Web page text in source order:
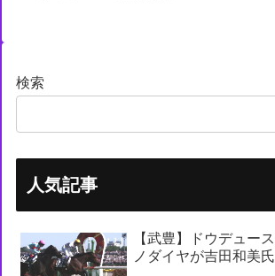
検索
人気記事
【武豊】ドウデュー
ノダイヤが吉田和美